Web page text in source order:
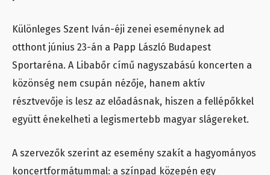
Különleges Szent Iván-éji zenei eseménynek ad
otthont június 23-án a Papp László Budapest
Sportaréna. A Libabőr című nagyszabású koncerten a
közönség nem csupán nézője, hanem aktív
résztvevője is lesz az előadásnak, hiszen a fellépőkkel
együtt énekelheti a legismertebb magyar slágereket.
A szervezők szerint az esemény szakít a hagyományos
koncertformátummal: a színpad közepén egy